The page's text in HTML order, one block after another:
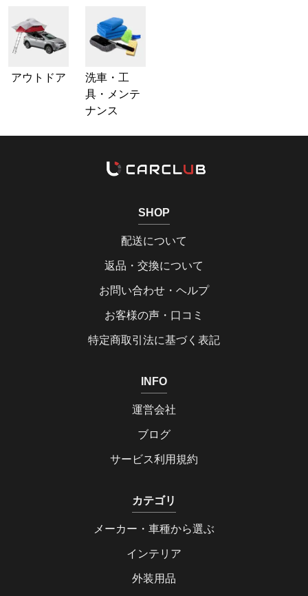
アウトドア
洗車・工
具・メンテ
ナンス
SHOP
配送について
返品・交換について
お問い合わせ・ヘルプ
お客様の声・口コミ
特定商取引法に基づく表記
INFO
運営会社
ブログ
サービス利用規約
カテゴリ
メーカー・車種から選ぶ
インテリア
外装用品